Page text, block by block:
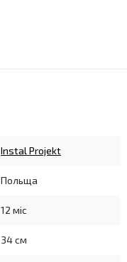
Instal Projekt
Польща
12 міс
34 см